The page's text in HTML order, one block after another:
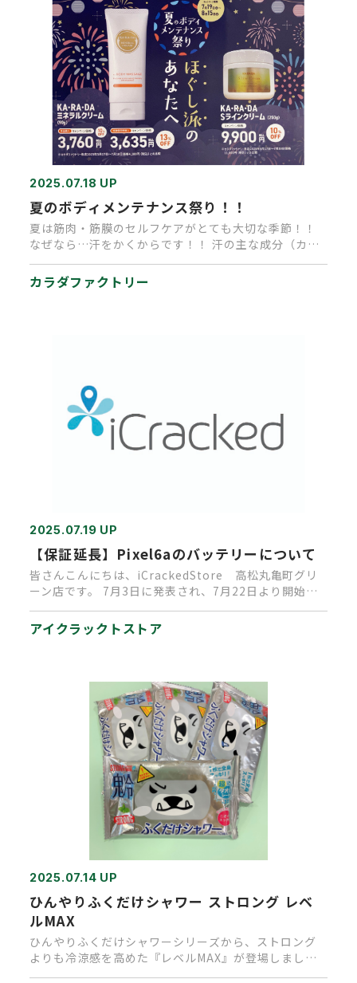
2025.07.18 UP
夏のボディメンテナンス祭り！！
夏は筋肉・筋膜のセルフケアがとても大切な季節！！
なぜなら…汗をかくからです！！ 汗の主な成分（カル
カラダファクトリー
2025.07.19 UP
【保証延長】Pixel6aのバッテリーについて
皆さんこんにちは、iCrackedStore 高松丸亀町グリ
ーン店です。 7月3日に発表され、7月22日より開始と
なりま…
アイクラックトストア
2025.07.14 UP
ひんやりふくだけシャワー ストロング レベ
ルMAX
ひんやりふくだけシャワーシリーズから、ストロング
よりも冷涼感を高めた『レベルMAX』が登場しまし
た。見るからに強そうなパ…